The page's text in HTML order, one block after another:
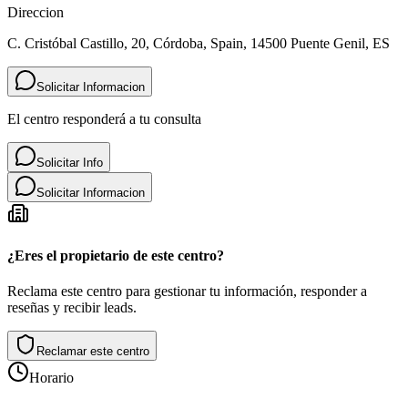
Direccion
C. Cristóbal Castillo, 20, Córdoba, Spain, 14500 Puente Genil, ES
Solicitar Informacion
El centro responderá a tu consulta
Solicitar Info
Solicitar Informacion
¿Eres el propietario de este centro?
Reclama este centro para gestionar tu información, responder a
reseñas y recibir leads.
Reclamar este centro
Horario